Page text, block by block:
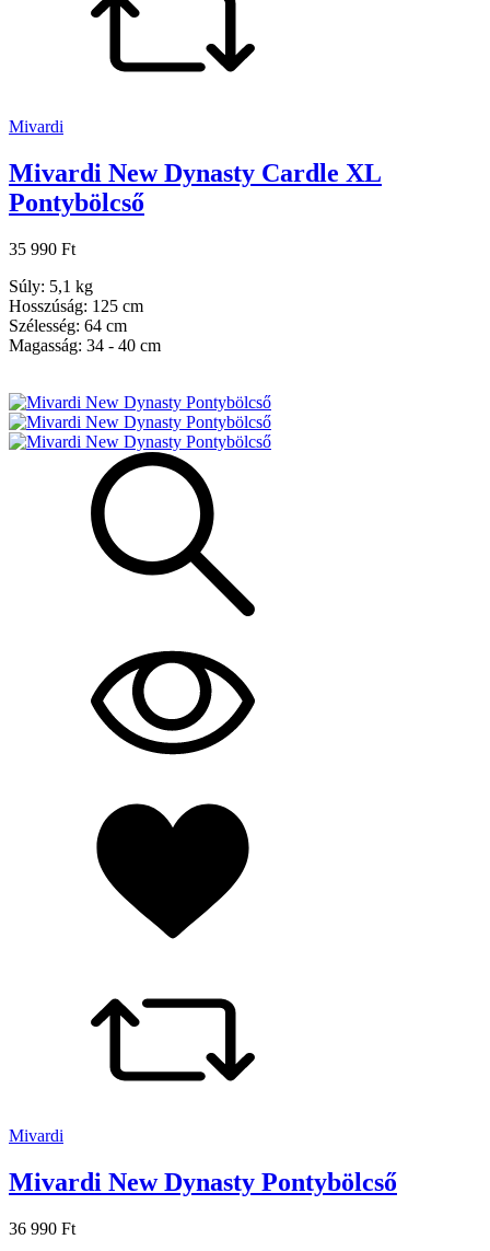
Mivardi
Mivardi New Dynasty Cardle XL
Pontybölcső
35 990 Ft
Súly: 5,1 kg
Hosszúság: 125 cm
Szélesség: 64 cm
Magasság: 34 - 40 cm
Mivardi
Mivardi New Dynasty Pontybölcső
36 990 Ft